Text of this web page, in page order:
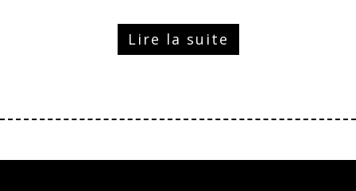
Lire la suite